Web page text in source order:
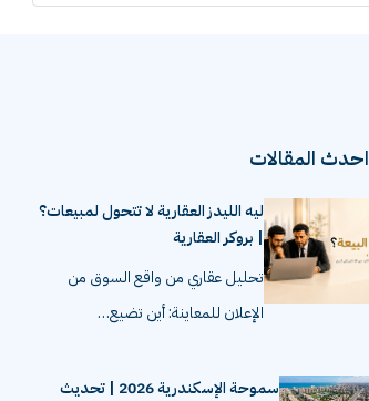
احدث المقالات
ليه الليدز العقارية لا تتحول لمبيعات؟
| بروكر العقارية
تحليل عقاري من واقع السوق من
الإعلان للمعاينة: أين تضيع…
سموحة الإسكندرية 2026 | تحديث